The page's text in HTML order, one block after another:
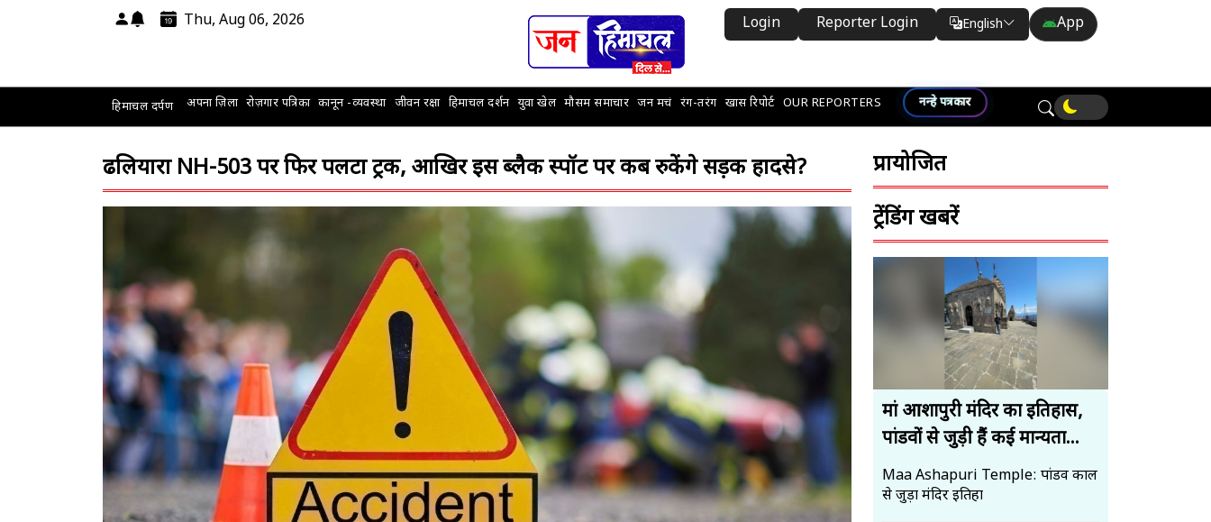
Thu, Aug 06, 2026 Login Reporter Login English
Translate
App
हिमाचल दर्पण अपना ज़िला रोज़गार पत्रिका कानून -व्यवस्था जीवन रक्षा हिमाचल दर्शन युवा खेल मौसम समाचार जन मचं रंग-तरंग खास रिपोर्ट OUR REPORTERS नन्हे पत्रकार
ढलियारा NH-503 पर फिर पलटा ट्रक, आखिर इस ब्लैक स्पॉट पर कब रुकेंगे सड़क हादसे?
प्रायोजित
ट्रेंडिंग खबरें
मां आशापुरी मंदिर का इतिहास,
पांडवों से जुड़ी हैं कई मान्यता...
Maa Ashapuri Temple: पांडव काल
से जुड़ा मंदिर इतिहा